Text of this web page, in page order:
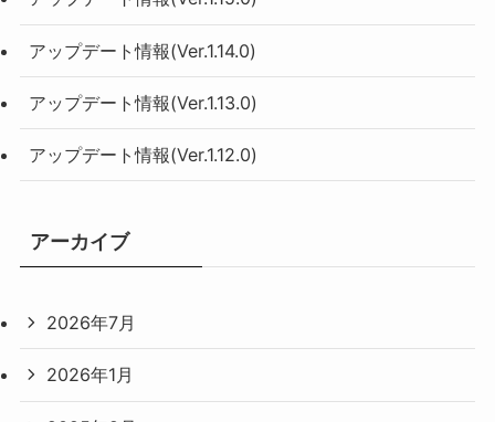
アップデート情報(Ver.1.14.0)
アップデート情報(Ver.1.13.0)
アップデート情報(Ver.1.12.0)
アーカイブ
2026年7月
2026年1月